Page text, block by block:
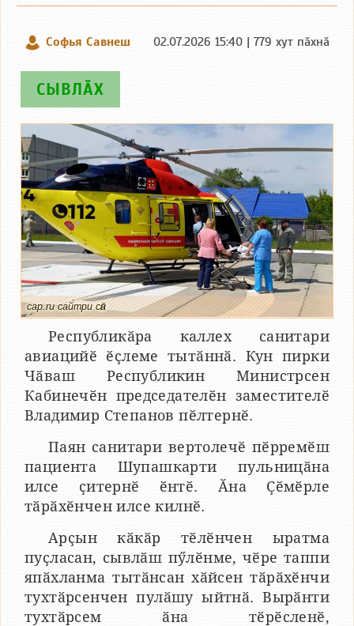
Софья Савнеш 02.07.2026 15:40 | 779 хут пӑхнӑ
СЫВЛӐХ
cap.ru сайтри сӑн
Республикӑра каллех санитари
авиацийӗ ӗҫлеме тытӑннӑ. Кун пирки
Чӑваш Республикин Министрсен
Кабинечӗн председателӗн заместителӗ
Владимир Степанов пӗлтернӗ.
Паян санитари вертолечӗ пӗрремӗш
пациента Шупашкарти пульницӑна
илсе ҫитернӗ ӗнтӗ. Ӑна Ҫӗмӗрле
тӑрӑхӗнчен илсе килнӗ.
Арҫын кӑкӑр тӗлӗнчен ыратма
пуҫласан, сывлӑш пӳлӗнме, чӗре таппи
япӑхланма тытӑнсан хӑйсен тӑрӑхӗнчи
тухтӑрсенчен пулӑшу ыйтнӑ. Вырӑнти
тухтӑрсем ӑна тӗрӗсленӗ,